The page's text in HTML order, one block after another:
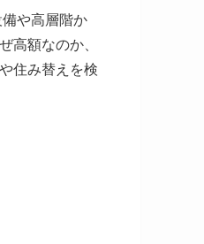
や高層階か
額なのか、
住み替えを検